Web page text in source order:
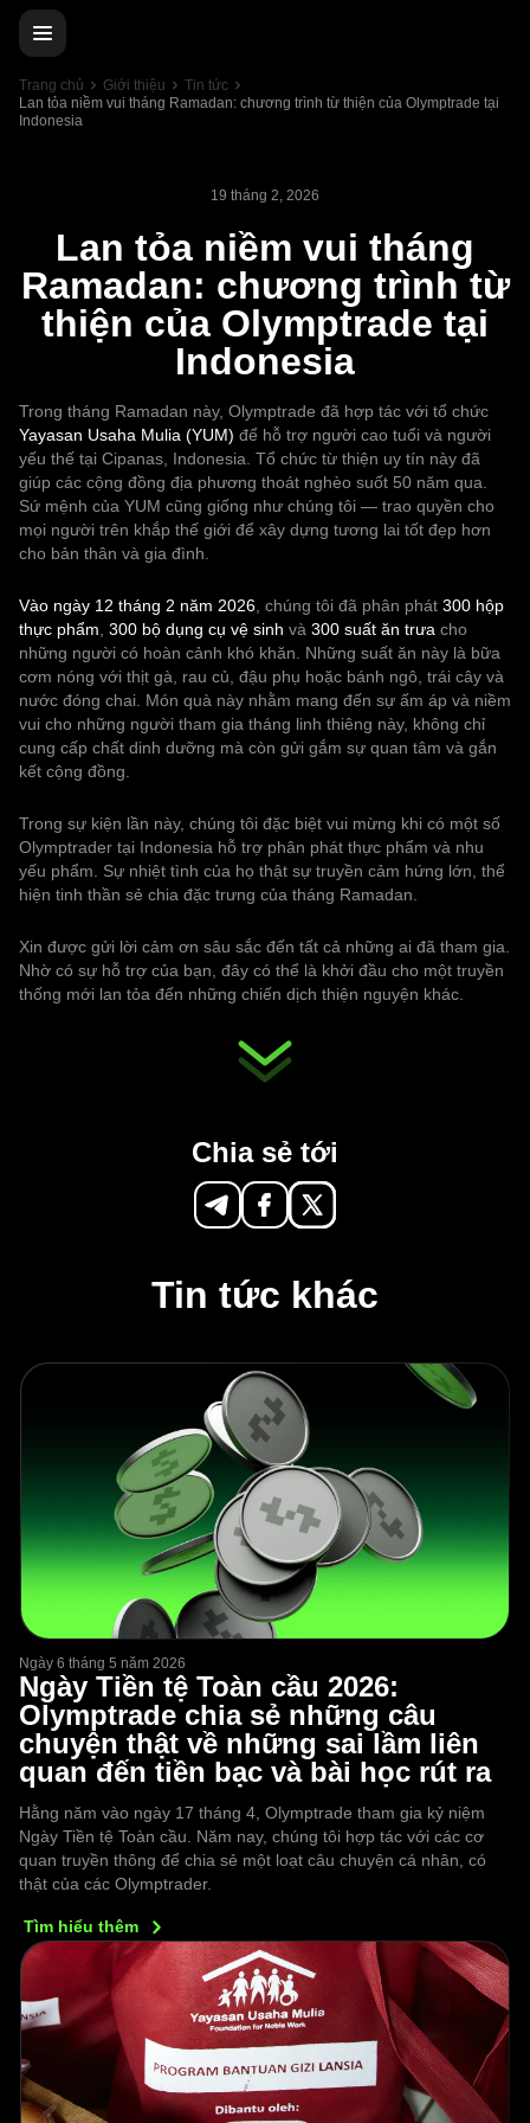
Trang chủ Giới thiệu
Tin tức
Lan tỏa niềm vui tháng Ramadan: chương trình từ thiện của Olymptrade tại
Indonesia
19 tháng 2, 2026
Lan tỏa niềm vui tháng
Ramadan: chương trình từ
thiện của Olymptrade tại
Indonesia
Trong tháng Ramadan này, Olymptrade đã hợp tác với tổ chức
Yayasan Usaha Mulia (YUM) để hỗ trợ người cao tuổi và người
yếu thế tại Cipanas, Indonesia. Tổ chức từ thiện uy tín này đã
giúp các cộng đồng địa phương thoát nghèo suốt 50 năm qua.
Sứ mệnh của YUM cũng giống như chúng tôi — trao quyền cho
mọi người trên khắp thế giới để xây dựng tương lai tốt đẹp hơn
cho bản thân và gia đình.
Vào ngày 12 tháng 2 năm 2026 , chúng tôi đã phân phát 300 hộp
thực phẩm 300 bộ dụng cụ vệ sinh và 300 suất ăn trưa cho
những người có hoàn cảnh khó khăn. Những suất ăn này là bữa
cơm nóng với thịt gà, rau củ, đậu phụ hoặc bánh ngô, trái cây và
nước đóng chai. Món quà này nhằm mang đến sự ấm áp và niềm
vui cho những người tham gia tháng linh thiêng này, không chỉ
cung cấp chất dinh dưỡng mà còn gửi gắm sự quan tâm và gắn
kết cộng đồng.
Trong sự kiện lần này, chúng tôi đặc biệt vui mừng khi có một số
Olymptrader tại Indonesia hỗ trợ phân phát thực phẩm và nhu
yếu phẩm. Sự nhiệt tình của họ thật sự truyền cảm hứng lớn, thể
hiện tinh thần sẻ chia đặc trưng của tháng Ramadan.
Xin được gửi lời cảm ơn sâu sắc đến tất cả những ai đã tham gia.
Nhờ có sự hỗ trợ của bạn, đây có thể là khởi đầu cho một truyền
thống mới lan tỏa đến những chiến dịch thiện nguyện khác.
Chia sẻ tới
Tin tức khác
Ngày 6 tháng 5 năm 2026
Ngày Tiền tệ Toàn cầu 2026:
Olymptrade chia sẻ những câu
chuyện thật về những sai lầm liên
quan đến tiền bạc và bài học rút ra
Hằng năm vào ngày 17 tháng 4, Olymptrade tham gia kỷ niệm
Ngày Tiền tệ Toàn cầu. Năm nay, chúng tôi hợp tác với các cơ
quan truyền thông để chia sẻ một loạt câu chuyện cá nhân, có
thật của các Olymptrader.
Tìm hiểu thêm